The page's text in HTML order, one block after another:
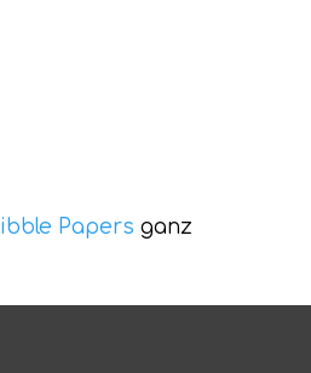
Papers ganz